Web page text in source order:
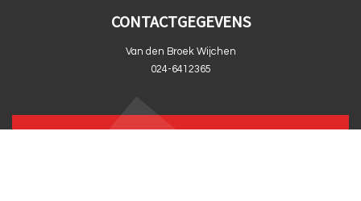
CONTACTGEGEVENS
Van den Broek Wijchen
024-6412365